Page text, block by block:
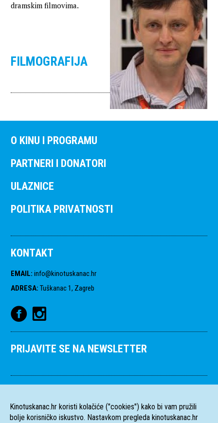
dramskim filmovima.
FILMOGRAFIJA
O KINU I PROGRAMU
PARTNERI I DONATORI
ULAZNICE
POLITIKA PRIVATNOSTI
KONTAKT
EMAIL: info@kinotuskanac.hr
ADRESA: Tuškanac 1, Zagreb
PRIJAVITE SE NA NEWSLETTER
Kinotuskanac.hr koristi kolačiće ("cookies") kako bi vam pružili
bolje korisničko iskustvo. Nastavkom pregleda kinotuskanac.hr